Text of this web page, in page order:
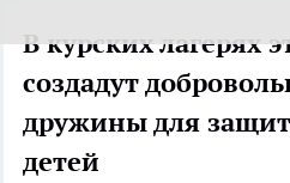
В курских лагерях
создадут
дружины для
детей